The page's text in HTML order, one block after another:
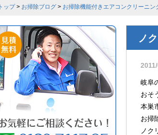
トップ> お掃除ブログ > お掃除機能付きエアコンクリーニン
ノ
岐阜
おそ
本巣
お掃
ノク